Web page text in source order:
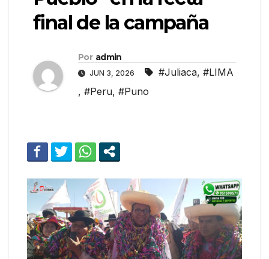
final de la campaña
Por admin
JUN 3, 2026 #Juliaca, #LIMA
, #Peru, #Puno